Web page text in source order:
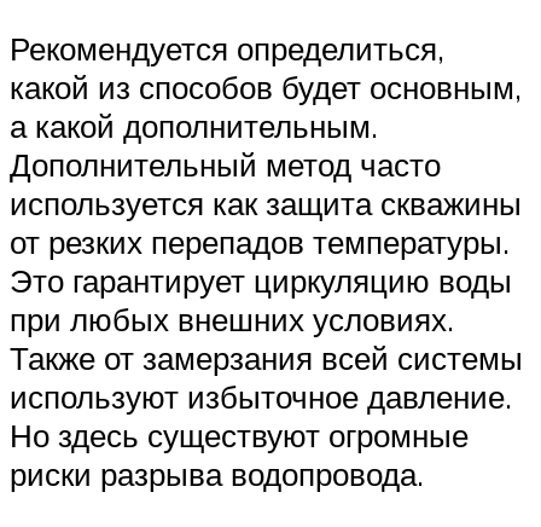
Рекомендуется определиться,
какой из способов будет основным,
а какой дополнительным.
Дополнительный метод часто
используется как защита скважины
от резких перепадов температуры.
Это гарантирует циркуляцию воды
при любых внешних условиях.
Также от замерзания всей системы
используют избыточное давление.
Но здесь существуют огромные
риски разрыва водопровода.